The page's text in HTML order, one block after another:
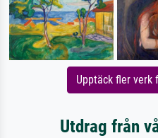
Upptäck fler verk
Utdrag från